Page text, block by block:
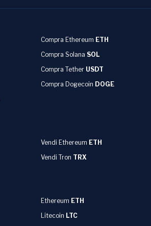
Compra Ethereum ETH
Compra Solana SOL
Compra Tether USDT
Compra Dogecoin DOGE
Vendi Ethereum ETH
Vendi Tron TRX
Ethereum ETH
Litecoin LTC